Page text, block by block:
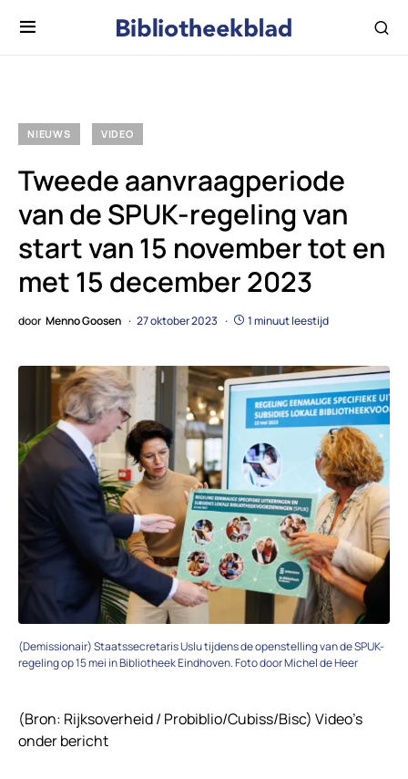
NIEUWS VIDEO
Tweede aanvraagperiode
van de SPUK-regeling van
start van 15 november tot en
met 15 december 2023
door Menno Goosen 27 oktober 2023 1 minuut leestijd
(Demissionair) Staatssecretaris Uslu tijdens de openstelling van de SPUK-
regeling op 15 mei in Bibliotheek Eindhoven. Foto door Michel de Heer
(Bron: Rijksoverheid / Probiblio/Cubiss/Bisc) Video’s
onder bericht